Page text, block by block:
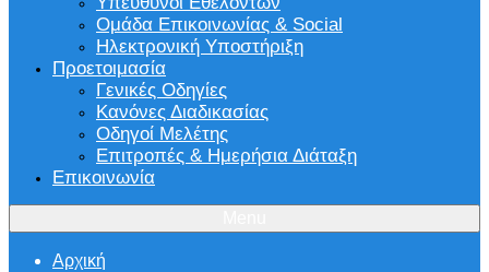
Ομάδα Επικοινωνίας & Social
Ηλεκτρονική Υποστήριξη
Προετοιμασία
Γενικές Οδηγίες
Κανόνες Διαδικασίας
Οδηγοί Μελέτης
Επιτροπές & Ημερήσια Διάταξη
Επικοινωνία
Αρχική